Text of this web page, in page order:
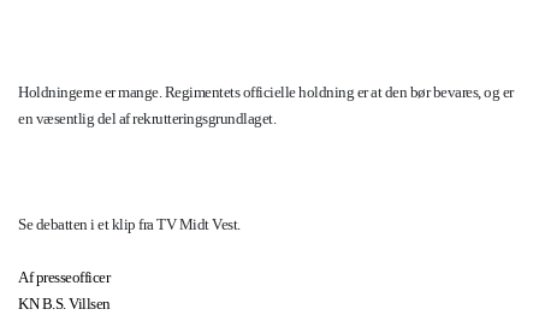
Holdningerne er mange. Regimentets officielle holdning er at den bør bevares, og er
en væsentlig del af rekrutteringsgrundlaget.
Se debatten i et klip fra TV Midt Vest.
Af presseofficer
KN B.S. Villsen